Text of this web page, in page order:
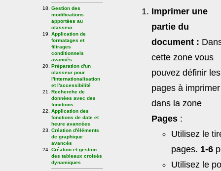
Gestion des
modifications
apportées au
classeur
Application de
formatages et
filtrages
conditionnels
avancés
Préparation d'un
classeur pour
l'internationalisation
et l'accessibilité
Recherche de
données avec des
fonctions
Application des
fonctions de date et
heure avancées
Création d'éléments
de graphique
avancés
Création et gestion
des tableaux croisés
dynamiques
Imprimer une
partie du
document :
cette zone vous
pouvez définir les
pages à imprimer
dans la zone
Pages :
Utilisez le
pages. 1-6
Utilisez le